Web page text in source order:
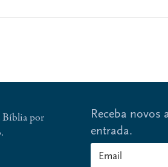
por
Receba novos
entrada.